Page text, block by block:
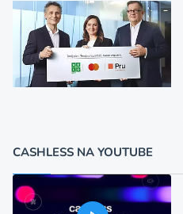
CASHLESS NA YOUTUBE